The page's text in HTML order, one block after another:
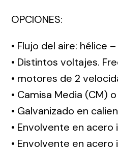
OPCIONES:
• Flujo del aire: hélice
• Distintos voltajes.
• motores de 2
• Camisa Media (CM)
• Galvanizado en
• Envolvente en
• Envolvente en acero